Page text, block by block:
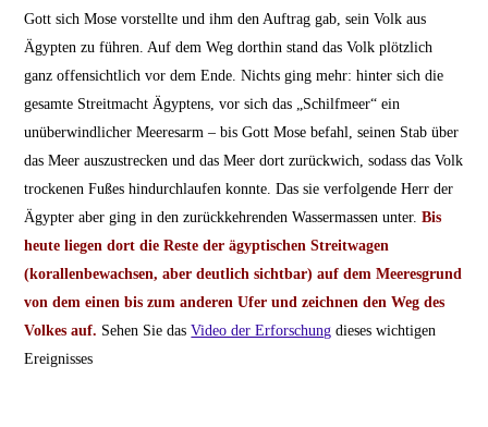
Gott sich Mose vorstellte und ihm den Auftrag gab, sein Volk aus
Ägypten zu führen. Auf dem Weg dorthin stand das Volk plötzlich
ganz offensichtlich vor dem Ende. Nichts ging mehr: hinter sich die
gesamte Streitmacht Ägyptens, vor sich das „Schilfmeer“ ein
unüberwindlicher Meeresarm – bis Gott Mose befahl, seinen Stab über
das Meer auszustrecken und das Meer dort zurückwich, sodass das Volk
trockenen Fußes hindurchlaufen konnte. Das sie verfolgende Herr der
Ägypter aber ging in den zurückkehrenden Wassermassen unter.Bis
heute liegen dort die Reste der ägyptischen Streitwagen
(korallenbewachsen, aber deutlich sichtbar) auf dem Meeresgrund
von dem einen bis zum anderen Ufer und zeichnen den Weg des
Volkes auf. Sehen Sie dasVideo der Erforschung dieses wichtigen
Ereignisses